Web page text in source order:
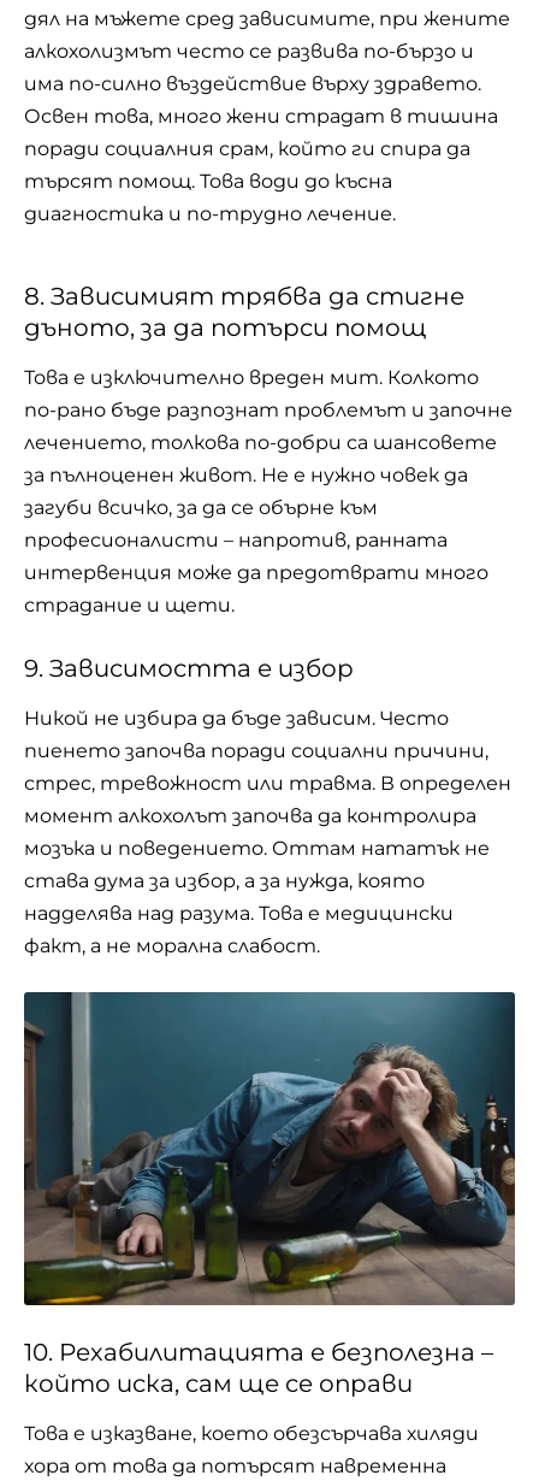
дял на мъжете сред зависимите, при жените
алкохолизмът често се развива по-бързо и
има по-силно въздействие върху здравето.
Освен това, много жени страдат в тишина
поради социалния срам, който ги спира да
търсят помощ. Това води до късна
диагностика и по-трудно лечение.
8. Зависимият трябва да стигне
дъното, за да потърси помощ
Това е изключително вреден мит. Колкото
по-рано бъде разпознат проблемът и започне
лечението, толкова по-добри са шансовете
за пълноценен живот. Не е нужно човек да
загуби всичко, за да се обърне към
професионалисти – напротив, ранната
интервенция може да предотврати много
страдание и щети.
9. Зависимостта е избор
Никой не избира да бъде зависим. Често
пиенето започва поради социални причини,
стрес, тревожност или травма. В определен
момент алкохолът започва да контролира
мозъка и поведението. Оттам нататък не
става дума за избор, а за нужда, която
надделява над разума. Това е медицински
факт, а не морална слабост.
10. Рехабилитацията е безполезна –
който иска, сам ще се оправи
Това е изказване, което обезсърчава хиляди
хора от това да потърсят навременна